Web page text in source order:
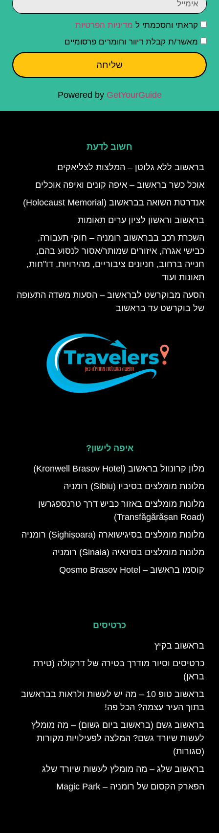
קראתי והסכמתי ל מדיניות הפרטיות
מאשר/ת קבלת דיוור וחומרים פרסומיים
שליחה
Powered by GetYourGuide
חשוב לדעת
בראשוב ללא גלוטן – המלצות לצליאקים
אוכל כשר בראשוב – איפה קונים ואיפה אוכלים
אנדרטת השואה בבראשוב (Holocaust Memorial)
בראשוב וראשון לציון ערים תאומות
השכרת רכב בבראשוב רומניה – חוקי תעבורה,
כבישי אגרה, איזורים שמותר/אסור לנסוע בהם,
חנייה ברחוב, חניונים ציבוריים, מהירויות, דו"חות,
תאונות ועוד
הסעה מבוקרשט לבראשוב – הסעות משדה התעופה
של בוקרשט עד בראשוב
איפה לישון?
מלון קרונוול בראשוב (Kronwell Brasov Hotel)
מלונות מומלצים בסיביו (Sibiu) רומניה
מלונות מומלצים באזור כביש דרך טרנספגרשן
(Transfăgărășan Road)
מלונות מומלצים בסיגישוארה (Sighișoara) רומניה
מלונות מומלצים בסינאיה (Sinaia) רומניה
קוסמו בראשוב – Qosmo Brasov Hotel
כרטיסים
בראשוב בקיץ
כרטיסים וסיור מודרך בטירה של דרקולה (טירת
בראן)
בראשוב טופ 10 – מה יש לעשות ולראות בבראשוב
בתוך העיר עצמה? הכל פה!
בראשוב גשם (בראשוב ביום גשום) – מה מומלץ
לעשות שיורד גשם? המלצה לפעילויות מקורות
(סגורות)
בראשוב שלג – מה מומלץ לעשות שיורד שלג
הפארק הקסום של רומניה – Magic Park